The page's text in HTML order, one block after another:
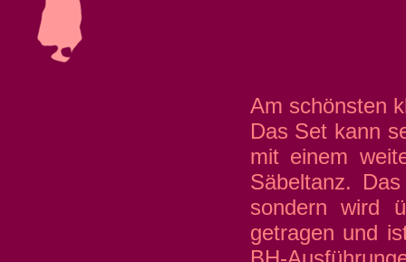
Am schönsten
Das Set kann
mit einem
Säbeltanz.
sondern wird
getragen und